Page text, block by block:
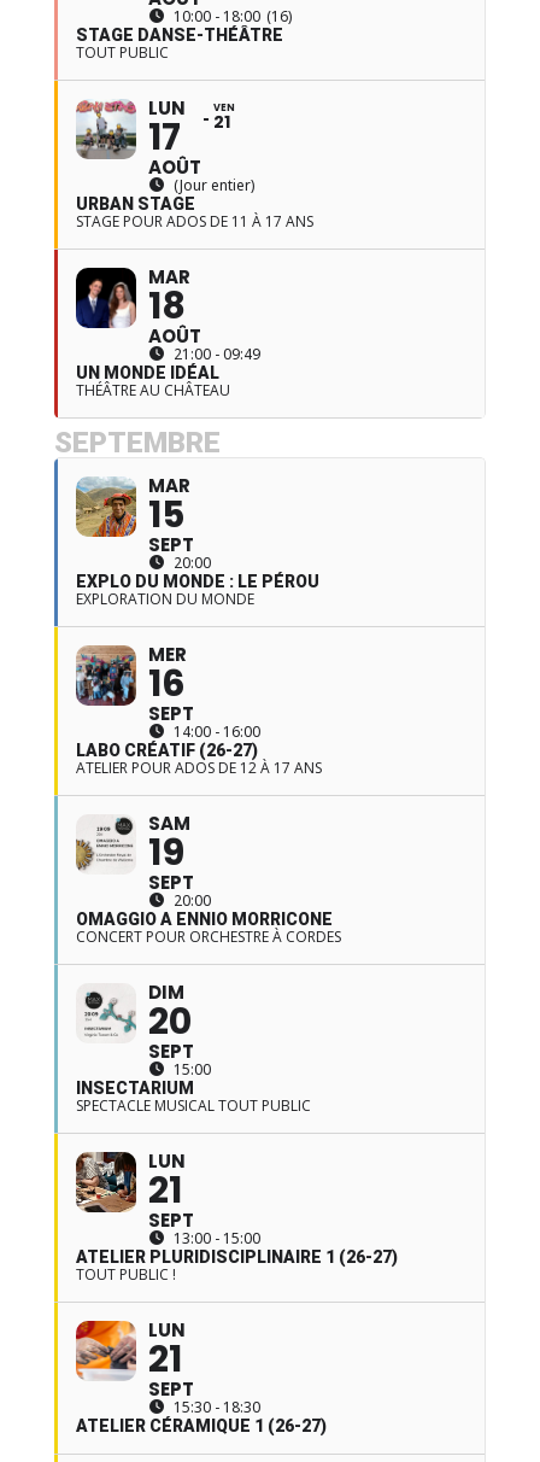
10:00 - 18:00 (16)
STAGE DANSE-THÉÂTRE
TOUT PUBLIC
LUN
17
AOÛT
VEN
21
(Jour entier)
URBAN STAGE
STAGE POUR ADOS DE 11 À 17 ANS
MAR
18
AOÛT
21:00 - 09:49
UN MONDE IDÉAL
THÉÂTRE AU CHÂTEAU
SEPTEMBRE
MAR
15
SEPT
20:00
EXPLO DU MONDE : LE PÉROU
EXPLORATION DU MONDE
MER
16
SEPT
14:00 - 16:00
LABO CRÉATIF (26-27)
ATELIER POUR ADOS DE 12 À 17 ANS
SAM
19
SEPT
20:00
OMAGGIO A ENNIO MORRICONE
CONCERT POUR ORCHESTRE À CORDES
DIM
20
SEPT
15:00
INSECTARIUM
SPECTACLE MUSICAL TOUT PUBLIC
LUN
21
SEPT
13:00 - 15:00
ATELIER PLURIDISCIPLINAIRE 1 (26-27)
TOUT PUBLIC !
LUN
21
SEPT
15:30 - 18:30
ATELIER CÉRAMIQUE 1 (26-27)